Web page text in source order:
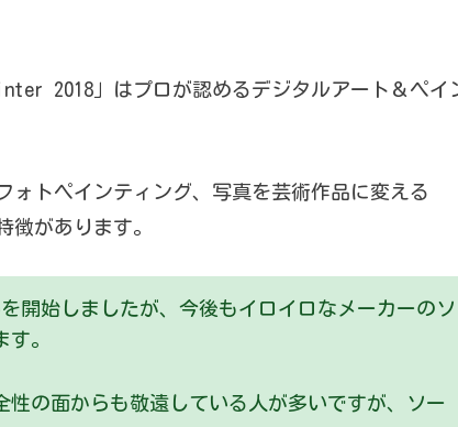
2018」はプロが認めるデジタルアート＆ペイ
ォトペインティング、写真を芸術作品に変える
があります。
開始しましたが、今後もイロイロなメーカーのソ
。
の面からも敬遠している人が多いですが、ソー